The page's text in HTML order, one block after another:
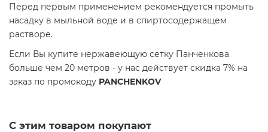
Перед первым применением рекомендуется промыть
насадку в мыльной воде и в спиртосодержащем
растворе.
Если Вы купите нержавеющую сетку Панченкова
больше чем 20 метров - у нас действует скидка 7% на
заказ по промокоду PANCHENKOV
С этим товаром покупают